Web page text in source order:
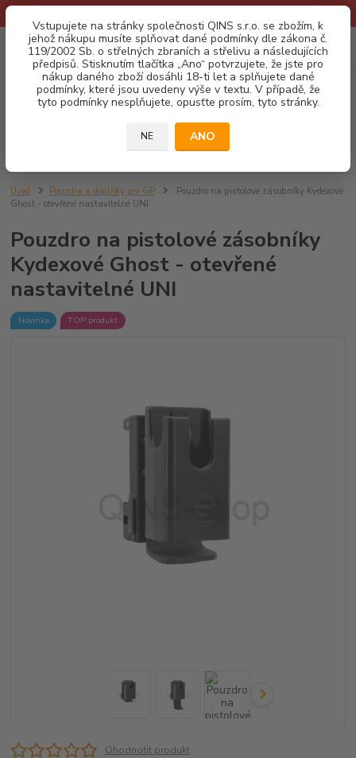
Vstupujete na stránky společnosti QINS s.r.o. se zbožím, k
jehož nákupu musíte splňovat dané podmínky dle zákona č.
119/2002 Sb. o střelných zbraních a střelivu a následujících
předpisů. Stisknutím tlačítka „Ano“ potvrzujete, že jste pro
nákup daného zboží dosáhli 18-ti let a splňujete dané
podmínky, které jsou uvedeny výše v textu. V případě, že
tyto podmínky nesplňujete, opusťte prosím, tyto stránky.
NE ANO
Menu
CZK 0
za0,00 Kč
Úvod Pouzdra a doplňky pro GP
Pouzdro na pistolové zásobníky Kydexové
Ghost - otevřené nastavitelné UNI
Pouzdro na pistolové zásobníky
Kydexové Ghost - otevřené
nastavitelné UNI
Novinka TOP produkt
Ohodnotit produkt